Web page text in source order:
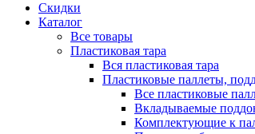
Скидки
Каталог
Все товары
Пластиковая тара
Вся пластиковая тара
Пластиковые паллеты,
Все пластиковые
Вкладываемые
Комплектующие к